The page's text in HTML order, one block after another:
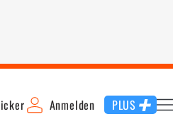
Anmelden PLUS